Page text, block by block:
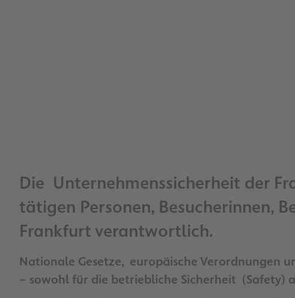
Die Unternehmenssicherheit der
tätigen Personen, Besucherinnen,
Frankfurt verantwortlich.
Nationale Gesetze, europäische Verordnungen
– sowohl für die betriebliche Sicherheit (Safety)